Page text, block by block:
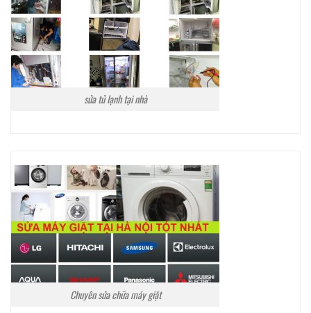
sửa tủ lạnh tại nhà
Chuyên sửa chữa máy giặt